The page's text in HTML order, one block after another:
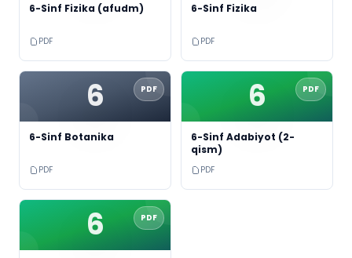
6-Sinf Fizika (afudm)
PDF
6-Sinf Fizika
PDF
6 PDF
6-Sinf Botanika
PDF
6 PDF
6-Sinf Adabiyot (2-
qism)
PDF
6 PDF